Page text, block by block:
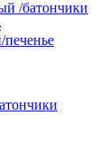
/батончики